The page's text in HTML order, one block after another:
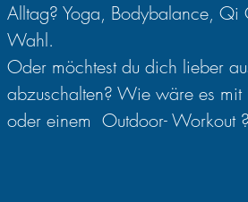
Alltag? Yoga, Bodybalance, Qi
Wahl.
Oder möchtest du dich lieber
abzuschalten? Wie wäre es
oder einem Outdoor- Workout ?